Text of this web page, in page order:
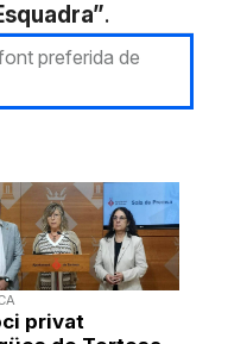
.
preferida de
privat